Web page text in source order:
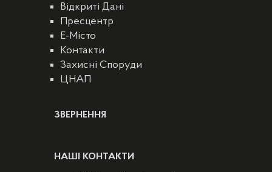
Відкриті Дані
Пресцентр
E-Місто
Контакти
Захисні Споруди
ЦНАП
ЗВЕРНЕННЯ
НАШІ КОНТАКТИ